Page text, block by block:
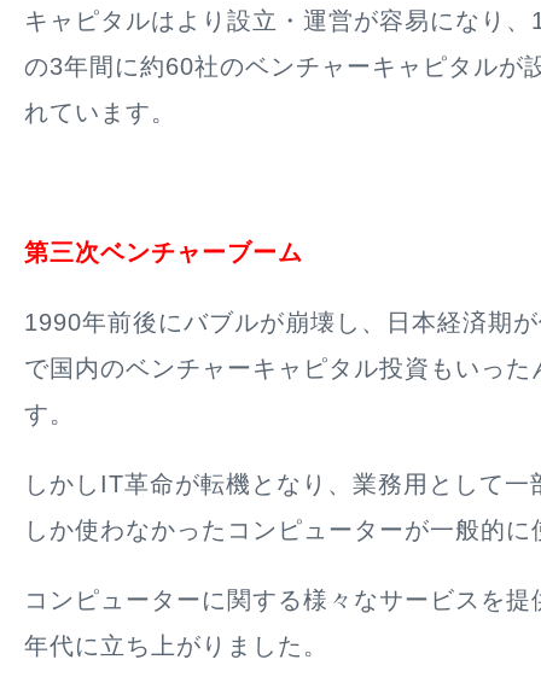
キャピタルはより設立・運営が容易になり
の3年間に約60社のベンチャーキャピタルが
れています。
第三次ベンチャーブーム
1990年前後にバブルが崩壊し、日本経済期
で国内のベンチャーキャピタル投資もいった
す。
しかし IT革命が転機となり、業務用として一
しか使わなかったコンピューターが一般的
コンピューターに関する様々なサービスを
年代に立ち上がりました。